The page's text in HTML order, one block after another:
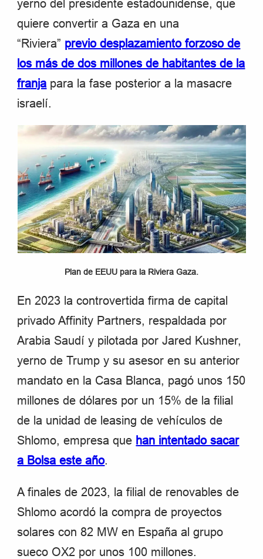
yerno del presidente estadounidense, que
quiere convertir a Gaza en una
“Riviera” previo desplazamiento forzoso de
los más de dos millones de habitantes de la
franja para la fase posterior a la masacre
israelí.
Plan de EEUU para la Riviera Gaza.
En 2023 la controvertida firma de capital
privado Affinity Partners, respaldada por
Arabia Saudí y pilotada por Jared Kushner,
yerno de Trump y su asesor en su anterior
mandato en la Casa Blanca, pagó unos 150
millones de dólares por un 15% de la filial
de la unidad de leasing de vehículos de
Shlomo, empresa que han intentado sacar
a Bolsa este año.
A finales de 2023, la filial de renovables de
Shlomo acordó la compra de proyectos
solares con 82 MW en España al grupo
sueco OX2 por unos 100 millones.